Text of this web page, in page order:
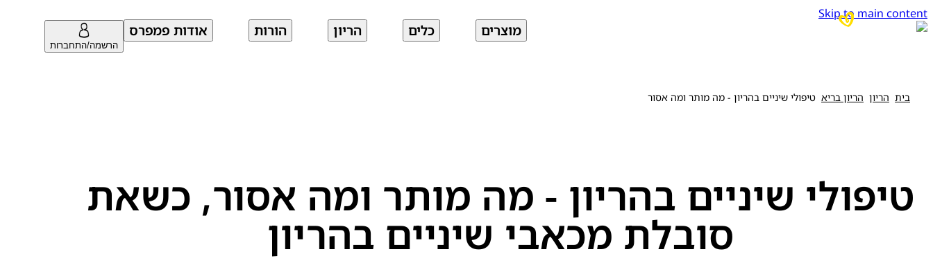
Skip to main content
מוצרים כלים הריון הורות אודות פמפרס
הרשמה/התחברות
בית הריון הריון בריא טיפולי שיניים בהריון - מה מותר ומה אסור
טיפולי שיניים בהריון - מה מותר ומה אסור, כשאת
סובלת מכאבי שיניים בהריון